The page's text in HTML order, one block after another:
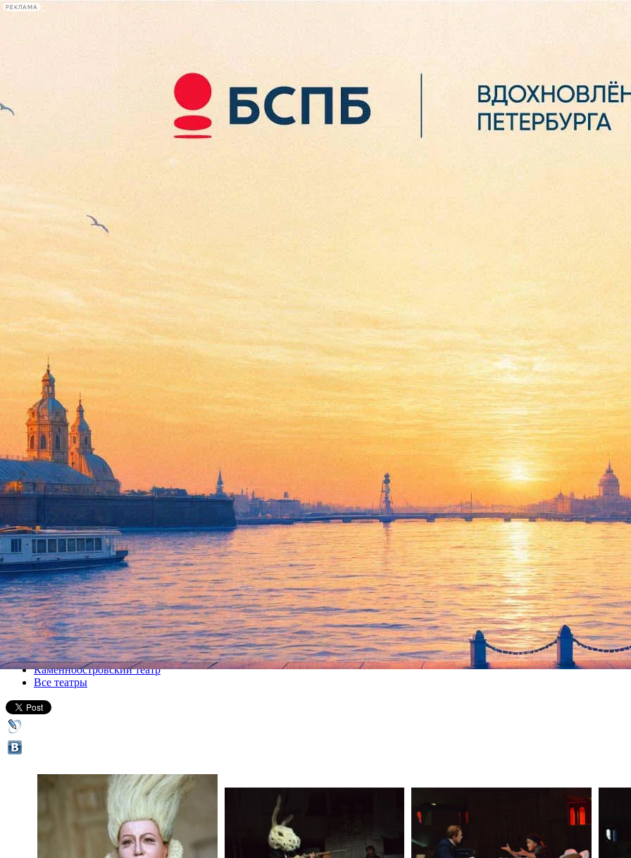
РЕКЛАМА
лекции
книги
Алиса Фрейндлих отправляется в Страну чудес
05 февраля 2014, среда-08 февраля 2014, суббота
Версия для печати
Все спектакли
Каменноостровский театр
Все театры